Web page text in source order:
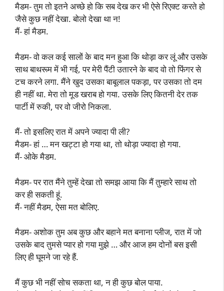
मैडम- तुम तो इतने अच्छे हो कि सब देख कर भी ऐसे रिएक्ट करते हो
जैसे कुछ नहीं देखा. बोलो देखा था न!
मैं- हां मैडम.
मैडम- वो कल कई सालों के बाद मन हुआ कि थोड़ा कर लूं और उसके
साथ बाथरूम में भी गई, पर मेरी पैंटी उतारने के बाद वो तो फिंगर से
टच करने लगा. मैंने खुद उसका बाबूलाल पकड़ा, पर उसका तो दम
ही नहीं था. मेरा तो मूड खराब हो गया. उसके लिए कितनी देर तक
पार्टी में रुकी, पर वो जीरो निकला.
मैं- तो इसलिए रात में अपने ज्यादा पी ली?
मैडम- हां … मन खट्टा हो गया था, तो थोड़ा ज्यादा हो गया.
मैं- ओके मैडम.
मैडम- पर रात मैंने तुम्हें देखा तो समझ आया कि मैं तुम्हारे साथ तो
कर ही सकती हूं.
मैं- नहीं मैडम, ऐसा मत बोलिए.
मैडम- अशोक तुम अब कुछ और बहाने मत बनाना प्लीज, रात में जो
उसके बाद तुमसे प्यार हो गया मुझे … और आज हम दोनों बस इसी
लिए ही घूमने जा रहे हैं.
मैं कुछ भी नहीं सोच सकता था, न ही कुछ बोल पाया.